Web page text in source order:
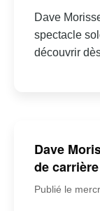
Dave
spectacle
découvrir
Dave
de
Publié le